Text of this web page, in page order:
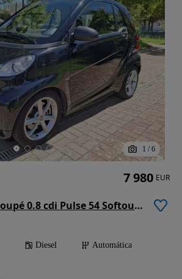
1 / 6
Smart ForTwo Coupé 0.8 cdi Pulse 54 Softouch
Diesel
Automática
7 980 EUR